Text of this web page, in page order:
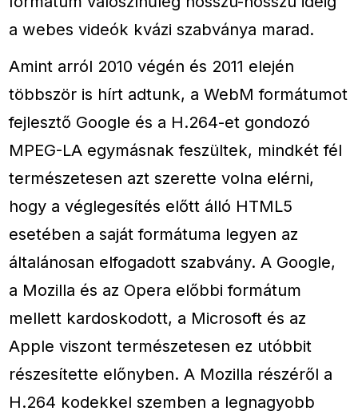
a webes videók kvázi szabványa marad.
Amint arról 2010 végén és 2011 elején
többször is hírt adtunk, a WebM formátumot
fejlesztő Google és a H.264-et gondozó
MPEG-LA egymásnak feszültek, mindkét fél
természetesen azt szerette volna elérni,
hogy a véglegesítés előtt álló HTML5
esetében a saját formátuma legyen az
általánosan elfogadott szabvány. A Google,
a Mozilla és az Opera előbbi formátum
mellett kardoskodott, a Microsoft és az
Apple viszont természetesen ez utóbbit
részesítette előnyben. A Mozilla részéről a
H.264 kodekkel szemben a legnagyobb